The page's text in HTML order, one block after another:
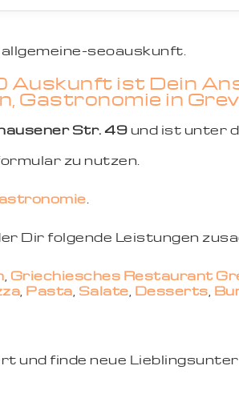
seoauskunft.
Auskunft ist Dein
Gastronomie in
Str. 49und ist unter
zu nutzen.
.
Dir folgende Leistungen
, Griechiesches Restaurant
, Pasta, Salate, Desserts,
und finde neue